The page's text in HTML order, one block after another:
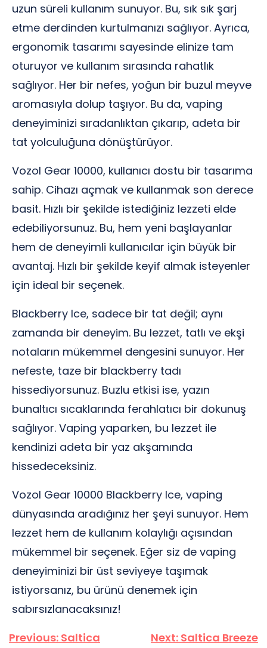
uzun süreli kullanım sunuyor. Bu, sık sık şarj
etme derdinden kurtulmanızı sağlıyor. Ayrıca,
ergonomik tasarımı sayesinde elinize tam
oturuyor ve kullanım sırasında rahatlık
sağlıyor. Her bir nefes, yoğun bir buzul meyve
aromasıyla dolup taşıyor. Bu da, vaping
deneyiminizi sıradanlıktan çıkarıp, adeta bir
tat yolculuğuna dönüştürüyor.
Vozol Gear 10000, kullanıcı dostu bir tasarıma
sahip. Cihazı açmak ve kullanmak son derece
basit. Hızlı bir şekilde istediğiniz lezzeti elde
edebiliyorsunuz. Bu, hem yeni başlayanlar
hem de deneyimli kullanıcılar için büyük bir
avantaj. Hızlı bir şekilde keyif almak isteyenler
için ideal bir seçenek.
Blackberry Ice, sadece bir tat değil; aynı
zamanda bir deneyim. Bu lezzet, tatlı ve ekşi
notaların mükemmel dengesini sunuyor. Her
nefeste, taze bir blackberry tadı
hissediyorsunuz. Buzlu etkisi ise, yazın
bunaltıcı sıcaklarında ferahlatıcı bir dokunuş
sağlıyor. Vaping yaparken, bu lezzet ile
kendinizi adeta bir yaz akşamında
hissedeceksiniz.
Vozol Gear 10000 Blackberry Ice, vaping
dünyasında aradığınız her şeyi sunuyor. Hem
lezzet hem de kullanım kolaylığı açısından
mükemmel bir seçenek. Eğer siz de vaping
deneyiminizi bir üst seviyeye taşımak
istiyorsanız, bu ürünü denemek için
sabırsızlanacaksınız!
Yazı
Previous: Saltica Next: Saltica Breeze